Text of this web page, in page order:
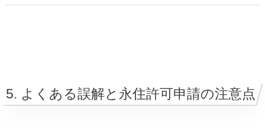
5. よくある誤解と永住許可申請の注意点